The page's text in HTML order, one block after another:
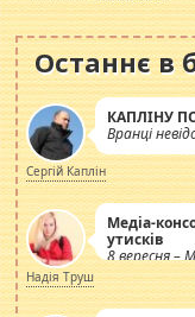
Останнє в
КАПЛІНУ
Вранці
Сергій Каплін
Медіа-
утисків
8 вересня –
Надія Труш